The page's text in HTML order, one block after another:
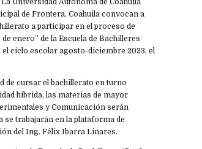
La Universidad Autónoma de Coahuila
de Frontera, Coahuila convocan a
a participar en el proceso de
enero” de la Escuela de Bachilleres
ciclo escolar agosto-diciembre 2023, el
de cursar el bachillerato en turno
hibrida, las materias de mayor
y Comunicación serán
trabajarán en la plataforma de
del Ing. Félix Ibarra Linares.